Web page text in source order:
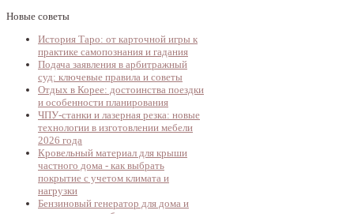
Новые советы
История Таро: от карточной игры к
практике самопознания и гадания
Подача заявления в арбитражный
суд: ключевые правила и советы
Отдых в Корее: достоинства поездки
и особенности планирования
ЧПУ-станки и лазерная резка: новые
технологии в изготовлении мебели
2026 года
Кровельный материал для крыши
частного дома - как выбрать
покрытие с учетом климата и
нагрузки
Бензиновый генератор для дома и